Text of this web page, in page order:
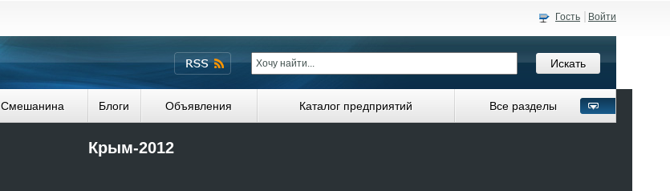
Гость Войти
Смешанина Блоги Объявления Каталог предприятий Все разделы
Крым-2012